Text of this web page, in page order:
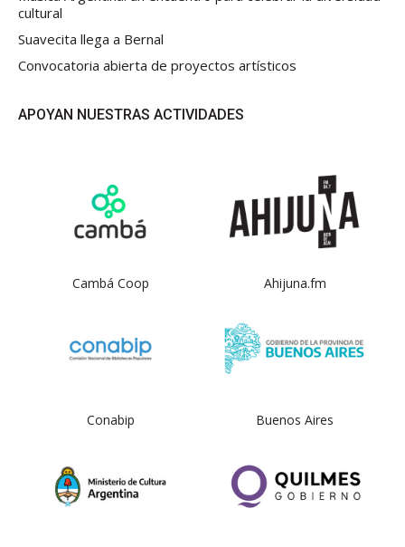
cultural
Suavecita llega a Bernal
Convocatoria abierta de proyectos artísticos
APOYAN NUESTRAS ACTIVIDADES
Cambá Coop Ahijuna.fm
Conabip Buenos Aires